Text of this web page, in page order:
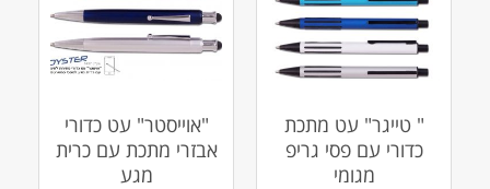
" טייגר" עט מתכת
כדורי עם פסי גריפ
מגומי
"אוייסטר" עט כדורי
אבזרי מתכת עם כרית
מגע